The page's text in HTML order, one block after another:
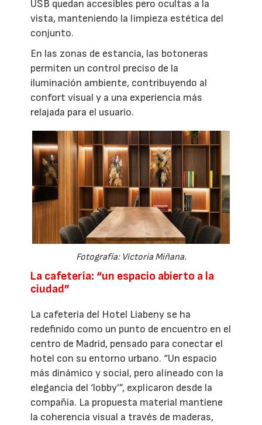
USB quedan accesibles pero ocultas a la
vista, manteniendo la limpieza estética del
conjunto.
En las zonas de estancia, las botoneras
permiten un control preciso de la
iluminación ambiente, contribuyendo al
confort visual y a una experiencia más
relajada para el usuario.
Fotografía: Victoria Miñana.
La cafetería: “un espacio abierto a la
ciudad”
La cafetería del Hotel Liabeny se ha
redefinido como un punto de encuentro en el
centro de Madrid, pensado para conectar el
hotel con su entorno urbano. “Un espacio
más dinámico y social, pero alineado con la
elegancia del ‘lobby’”, explicaron desde la
compañía. La propuesta material mantiene
la coherencia visual a través de maderas,